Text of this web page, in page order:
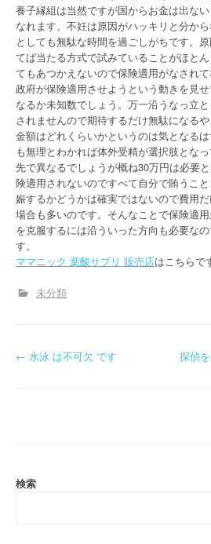
養子縁組は当然ですが国からお金は出な
なれます。不妊は原因がハッキリと分か
としても無駄な時間を過ごしがちです。
てば当たる方式で試みていることがほと
てもあつかえないので保険適用がなされ
政府が保険適用させようという動きを見
なるか未知数でしょう。万一沿うなっ立
されませんので期待するだけ無駄になる
金額はどれくらいかというのは気となる
も無理とわかれば体外受精が選択肢とな
先で異なるでしょうが概ね30万円は必要
険適用されないのですべて自分で賄うこ
娠するかどうかは確実ではないので費用
場合も多いのです。そんなことで保険適
を克服するには沿ういった方向も必要な
す。
ママニック 葉酸サプリ 販売店はこちらで
未分類
P
n
← 水泳 は不可欠 です 探偵
検索